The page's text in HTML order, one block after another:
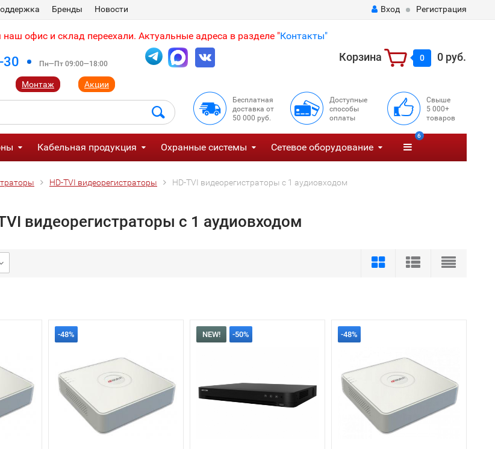
Бренды Новости Вход Регистрация
офис и склад переехали. Актуальные адреса в разделе "Контакты"
30 Пн—Пт 09:00—18:00
Монтаж Акции
Корзина 0 0 руб.
Бесплатная
доставка от
50 000 руб.
Доступные
способы
оплаты
Свыше
5 000+
товаров
Кабельная продукция Охранные системы Сетевое оборудование
6
HD-TVI видеорегистраторы HD-TVI видеорегистраторы с 1 аудиовходом
видеорегистраторы с 1 аудиовходом
-48% NEW! -50% -48%